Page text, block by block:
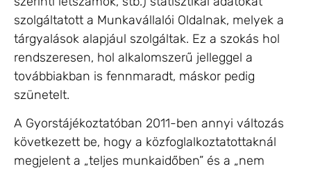
szolgáltatott a Munkavállalói Oldalnak, melyek a
tárgyalások alapjául szolgáltak. Ez a szokás hol
rendszeresen, hol alkalomszerű jelleggel a
továbbiakban is fennmaradt, máskor pedig
szünetelt.
A Gyorstájékoztatóban 2011-ben annyi változás
következett be, hogy a közfoglalkoztatottaknál
megjelent a „teljes munkaidőben” és a „nem